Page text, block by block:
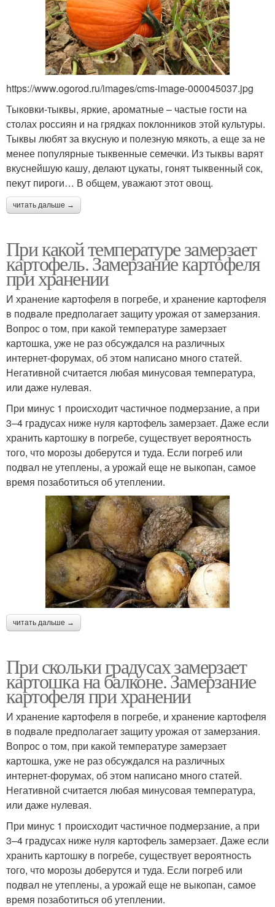
https://www.ogorod.ru/images/cms-image-000045037.jpg
Тыковки-тыквы, яркие, ароматные – частые гости на
столах россиян и на грядках поклонников этой культуры.
Тыквы любят за вкусную и полезную мякоть, а еще за не
менее популярные тыквенные семечки. Из тыквы варят
вкуснейшую кашу, делают цукаты, гонят тыквенный сок,
пекут пироги… В общем, уважают этот овощ.
читать дальше →
При какой температуре замерзает
картофель. Замерзание картофеля
при хранении
И хранение картофеля в погребе, и хранение картофеля
в подвале предполагает защиту урожая от замерзания.
Вопрос о том, при какой температуре замерзает
картошка, уже не раз обсуждался на различных
интернет-форумах, об этом написано много статей.
Негативной считается любая минусовая температура,
или даже нулевая.
При минус 1 происходит частичное подмерзание, а при
3–4 градусах ниже нуля картофель замерзает. Даже если
хранить картошку в погребе, существует вероятность
того, что морозы доберутся и туда. Если погреб или
подвал не утеплены, а урожай еще не выкопан, самое
время позаботиться об утеплении.
читать дальше →
При скольки градусах замерзает
картошка на балконе. Замерзание
картофеля при хранении
И хранение картофеля в погребе, и хранение картофеля
в подвале предполагает защиту урожая от замерзания.
Вопрос о том, при какой температуре замерзает
картошка, уже не раз обсуждался на различных
интернет-форумах, об этом написано много статей.
Негативной считается любая минусовая температура,
или даже нулевая.
При минус 1 происходит частичное подмерзание, а при
3–4 градусах ниже нуля картофель замерзает. Даже если
хранить картошку в погребе, существует вероятность
того, что морозы доберутся и туда. Если погреб или
подвал не утеплены, а урожай еще не выкопан, самое
время позаботиться об утеплении.